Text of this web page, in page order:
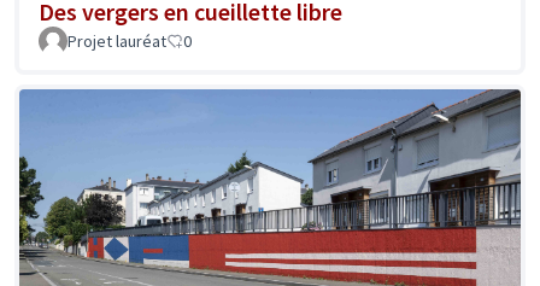
Des vergers en cueillette libre
Projet lauréat 0